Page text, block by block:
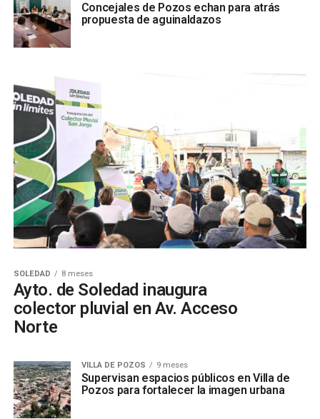
Concejales de Pozos echan para atrás
propuesta de aguinaldazos
SOLEDAD 8 meses
Ayto. de Soledad inaugura
colector pluvial en Av. Acceso
Norte
VILLA DE POZOS 9 meses
Supervisan espacios públicos en Villa de
Pozos para fortalecer la imagen urbana